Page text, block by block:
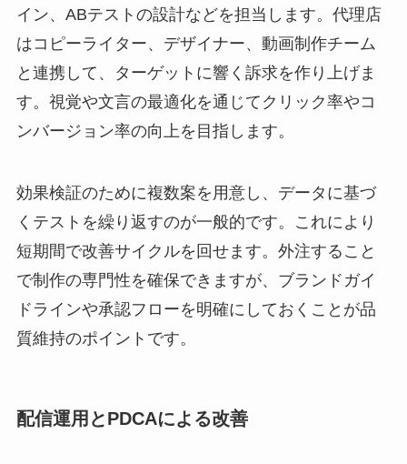
イン、ABテストの設計などを担当します。代理店
はコピーライター、デザイナー、動画制作チーム
と連携して、ターゲットに響く訴求を作り上げま
す。視覚や文言の最適化を通じてクリック率やコ
ンバージョン率の向上を目指します。
効果検証のために複数案を用意し、データに基づ
くテストを繰り返すのが一般的です。これにより
短期間で改善サイクルを回せます。外注すること
で制作の専門性を確保できますが、ブランドガイ
ドラインや承認フローを明確にしておくことが品
質維持のポイントです。
配信運用とPDCAによる改善